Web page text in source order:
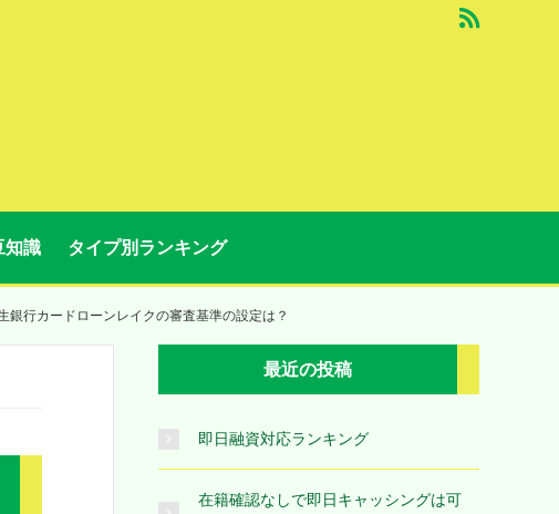
知識 タイプ別ランキング
銀行カードローンレイクの審査基準の設定は？
最近の投稿
即日融資対応ランキング
在籍確認なしで即日キャッシングは可